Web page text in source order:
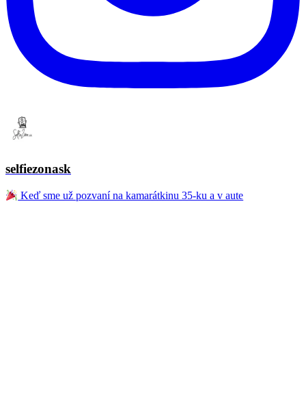
selfiezonask
Keď sme už pozvaní na kamarátkinu 35-ku a v aute